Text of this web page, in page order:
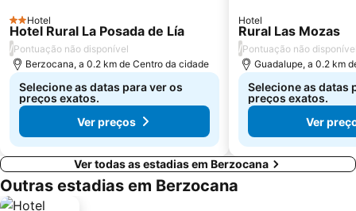
2 Estrelas
Hotel
Hotel Rural La Posada de Lía
/Pontuação não disponível
Berzocana, a 0.2 km de Centro da cidade
Selecione as datas para ver os
preços exatos.
Ver preços
Hotel
Rural Las Mozas
/Pontuação não
Guadalupe, a 0.2 km
Selecione as datas
preços exatos.
Ver
Ver todas as estadias em Berzocana
Outras estadias em Berzocana